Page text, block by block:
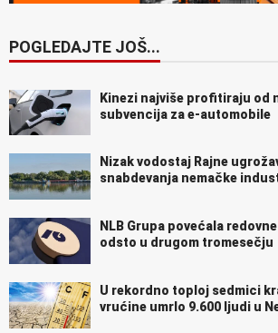
POGLEDAJTE JOŠ...
Kinezi najviše profitiraju od
subvencija za e-automobile
Nizak vodostaj Rajne
snabdevanja nemačke
NLB Grupa povećala
odsto u drugom tromesečju
U rekordno toploj sedmici
vrućine umrlo 9.600 ljudi u